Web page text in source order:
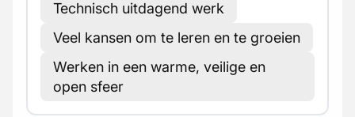
Technisch uitdagend werk
Veel kansen om te leren en te groeien
Werken in een warme, veilige en
open sfeer